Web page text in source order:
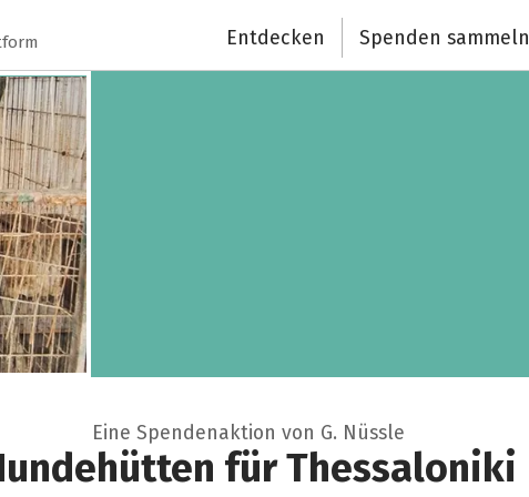
Entdecken Spenden sammeln
Eine Spendenaktion von G. Nüssle
für Thessaloniki